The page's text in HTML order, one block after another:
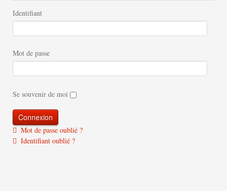
Identifiant
Mot de passe
Se souvenir de moi
Mot de passe oublié ?
Identifiant oublié ?